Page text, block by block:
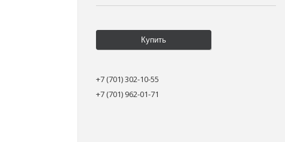
Купить
+7 (701) 302-10-55
+7 (701) 962-01-71